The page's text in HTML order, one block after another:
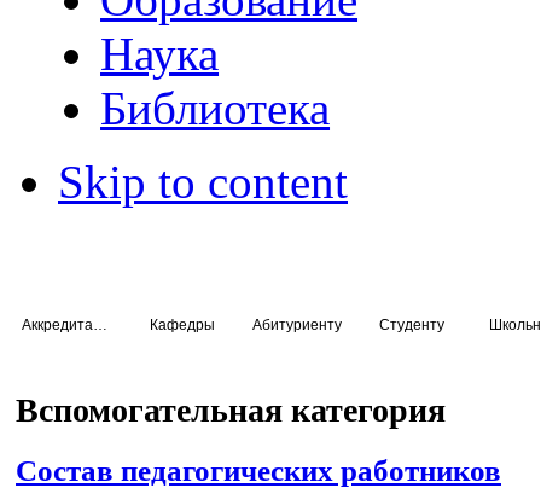
Наука
Библиотека
Skip to content
Кафедры Абитуриенту Студенту
Вспомогательная категория
Состав педагогических работников